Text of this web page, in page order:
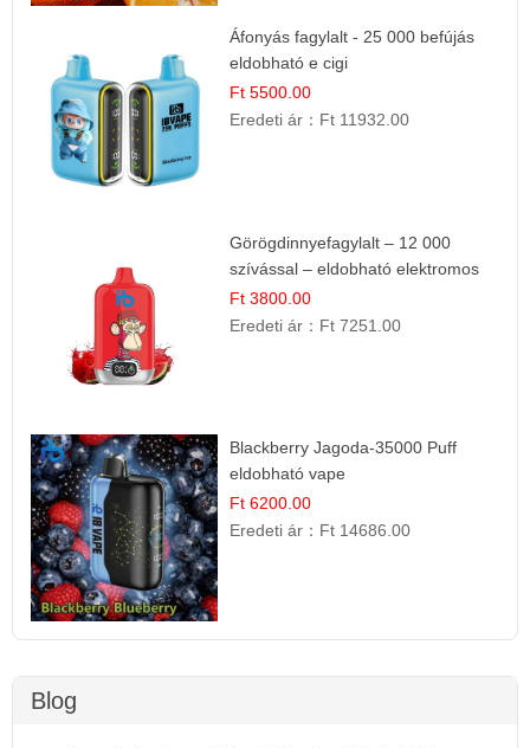
Áfonyás fagylalt - 25 000 befújás
eldobható e cigi
Ft 5500.00
Eredeti ár： Ft 11932.00
Görögdinnyefagylalt – 12 000
szívással – eldobható elektromos
cigi
Ft 3800.00
Eredeti ár： Ft 7251.00
Blackberry Jagoda-35000 Puff
eldobható vape
Ft 6200.00
Eredeti ár： Ft 14686.00
Blog